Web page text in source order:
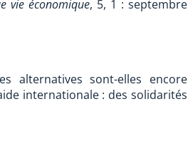
vie économique, 5, 1 : septembre
alternatives sont-elles encore
internationale : des solidarités